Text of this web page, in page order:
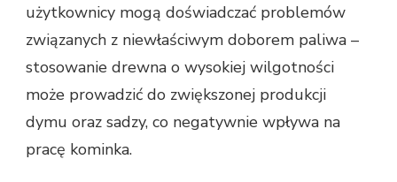
użytkownicy mogą doświadczać problemów
związanych z niewłaściwym doborem paliwa –
stosowanie drewna o wysokiej wilgotności
może prowadzić do zwiększonej produkcji
dymu oraz sadzy, co negatywnie wpływa na
pracę kominka.